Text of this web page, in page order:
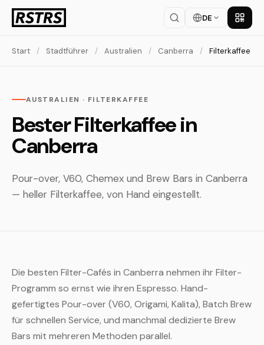
DE App
Start / Stadtführer / Australien / Canberra / Filterkaffee
AUSTRALIEN · FILTERKAFFEE
Bester Filterkaffee in
Canberra
Pour-over, V60, Chemex und Brew Bars in Canberra
— heller Filterkaffee, von Hand eingestellt.
Die besten Filter-Cafés in Canberra nehmen ihr Filter-
Programm so ernst wie ihren Espresso. Hand-
gefertigtes Pour-over (V60, Origami, Kalita), Batch Brew
für schnellen Service, und manchmal dedizierte Brew
Bars mit mehreren Methoden parallel.